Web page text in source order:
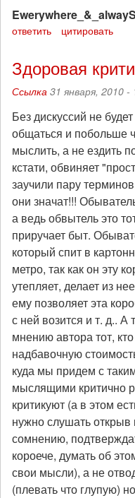
Ewerywhere_&_alwayS
ответить цитировать
Здоровая
Ссылка 31 января, 2010 -
Без дискуссий не
общаться и побольше
мыслить, а не ездить
кстати, обвиняет
заучили пару
они значат!!!
а ведь обвытель это
приручает быт.
который спит в
метро, так как он эту
утепляет, делает из
ему позволяет эта
с ней возится и т. д..
мнению автора тот,
надбавочную
куда мы придем с
мыслящими критично
критикуют (а в этом
нужно слушать открыв
сомнению,
короече, думать об
свои мысли), а не
(плевать что глупую)